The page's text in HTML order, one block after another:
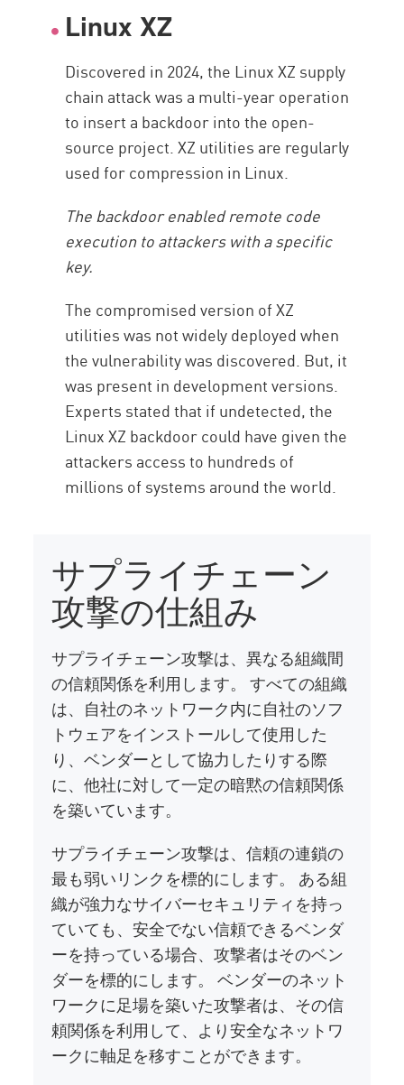
Linux XZ
Discovered in 2024, the Linux XZ supply
chain attack was a multi-year operation
to insert a backdoor into the open-
source project. XZ utilities are regularly
used for compression in Linux.
The backdoor enabled remote code
execution to attackers with a specific
key.
The compromised version of XZ
utilities was not widely deployed when
the vulnerability was discovered. But, it
was present in development versions.
Experts stated that if undetected, the
Linux XZ backdoor could have given the
attackers access to hundreds of
millions of systems around the world.
サプライチェーン
攻撃の仕組み
サプライチェーン攻撃は、異なる組織間
の信頼関係を利用します。 すべての組織
は、自社のネットワーク内に自社のソフ
トウェアをインストールして使用した
り、ベンダーとして協力したりする際
に、他社に対して一定の暗黙の信頼関係
を築いています。
サプライチェーン攻撃は、信頼の連鎖の
最も弱いリンクを標的にします。 ある組
織が強力なサイバーセキュリティを持っ
ていても、安全でない信頼できるベンダ
ーを持っている場合、攻撃者はそのベン
ダーを標的にします。 ベンダーのネット
ワークに足場を築いた攻撃者は、その信
頼関係を利用して、より安全なネットワ
ークに軸足を移すことができます。